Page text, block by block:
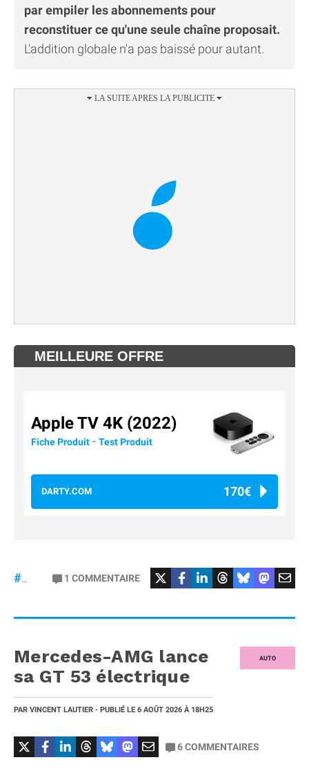
par empiler les abonnements pour
reconstituer ce qu'une seule chaîne proposait.
L'addition globale n'a pas baissé pour autant.
MEILLEURE OFFRE
Apple TV 4K (2022)
Fiche Produit - Test Produit
DARTY.COM 170€
#DisneyPlus #Football #liga
1 COMMENTAIRE
AUTO
Mercedes-AMG lance
sa GT 53 électrique
PAR VINCENT LAUTIER - PUBLIÉ LE 6 AOÛT 2026 À 18H25
6COMMENTAIRES